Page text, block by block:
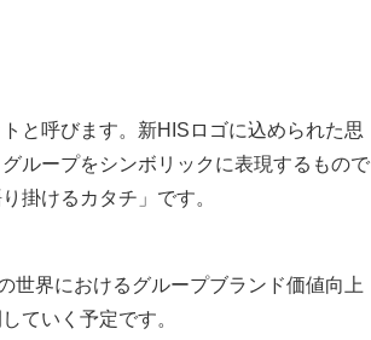
と呼びます。新HISロゴに込められた思
ループをシンボリックに表現するもので
掛けるカタチ」です。
世界におけるグループブランド価値向上
ていく予定です。